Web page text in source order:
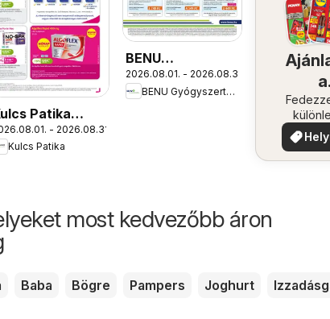
Patika
újság
- 2026.08.31.
Kulcs Patika
BENU
Gyógyszertárak
akciós újság
2026.08.01. - 2026.08.31.
BENU Gyógyszertárak
a
most kedvezőbb áron
Baba Bögre Pampers Joghurt